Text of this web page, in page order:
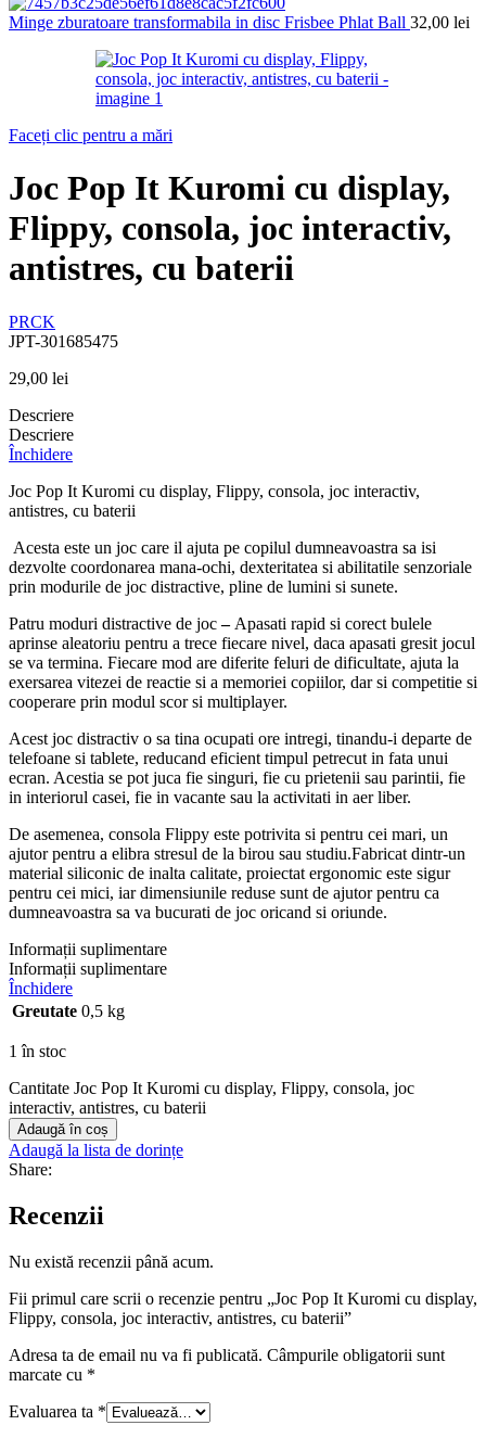
Minge zburatoare transformabila in disc Frisbee Phlat Ball 32,00 lei
Faceți clic pentru a mări
Joc Pop It Kuromi cu display,
Flippy, consola, joc interactiv,
antistres, cu baterii
PRCK
JPT-301685475
29,00 lei
Descriere
Descriere
Închidere
Joc Pop It Kuromi cu display, Flippy, consola, joc interactiv,
antistres, cu baterii
Acesta este un joc care il ajuta pe copilul dumneavoastra sa isi
dezvolte coordonarea mana-ochi, dexteritatea si abilitatile senzoriale
prin modurile de joc distractive, pline de lumini si sunete.
Patru moduri distractive de joc– Apasati rapid si corect bulele
aprinse aleatoriu pentru a trece fiecare nivel, daca apasati gresit jocul
se va termina. Fiecare mod are diferite feluri de dificultate, ajuta la
exersarea vitezei de reactie si a memoriei copiilor, dar si competitie si
cooperare prin modul scor si multiplayer.
Acest joc distractiv o sa tina ocupati ore intregi, tinandu-i departe de
telefoane si tablete, reducand eficient timpul petrecut in fata unui
ecran. Acestia se pot juca fie singuri, fie cu prietenii sau parintii, fie
in interiorul casei, fie in vacante sau la activitati in aer liber.
De asemenea, consola Flippy este potrivita si pentru cei mari, un
ajutor pentru a elibra stresul de la birou sau studiu.Fabricat dintr-un
material siliconic de inalta calitate, proiectat ergonomic este sigur
pentru cei mici, iar dimensiunile reduse sunt de ajutor pentru ca
dumneavoastra sa va bucurati de joc oricand si oriunde.
Informații suplimentare
Informații suplimentare
Închidere
Greutate 0,5 kg
1 în stoc
Cantitate Joc Pop It Kuromi cu display, Flippy, consola, joc
interactiv, antistres, cu baterii
Adaugă în coș
Adaugă la lista de dorințe
Share:
Recenzii
Nu există recenzii până acum.
Fii primul care scrii o recenzie pentru „Joc Pop It Kuromi cu display,
Flippy, consola, joc interactiv, antistres, cu baterii”
Adresa ta de email nu va fi publicată. Câmpurile obligatorii sunt
marcate cu *
Evaluarea ta *